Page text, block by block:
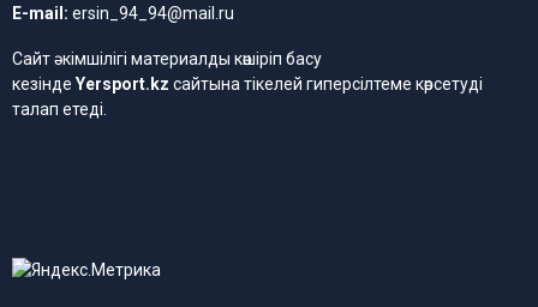
E-mail: ersin_94_94@mail.ru
Сайт әкімшілігі материалды көшіріп басу
кезінде Yersport.kz сайтына тікелей гиперсілтеме көрсетуді
талап етеді.